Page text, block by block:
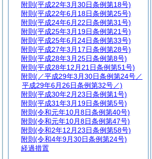
附則 (平成22年3月30日条例第18号)
附則 (平成22年6月18日条例第25号)
附則 (平成24年6月22日条例第31号)
附則 (平成25年3月19日条例第21号)
附則 (平成25年6月24日条例第33号)
附則 (平成27年3月17日条例第28号)
附則 (平成28年3月25日条例第8号)
附則 (平成28年12月21日条例第51号)
附則 (／平成29年3月30日条例第24号／
平成29年6月26日条例第32号／)
附則 (平成30年2月23日条例第1号)
附則 (平成31年3月19日条例第5号)
附則 (令和元年10月8日条例第40号)
附則 (令和元年10月8日条例第47号)
附則 (令和2年12月23日条例第58号)
附則 (令和4年9月30日条例第24号)
経過措置